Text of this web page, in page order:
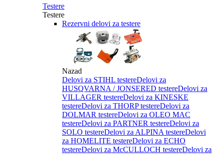
Testere
Testere
Rezervni delovi za testere
Nazad
Delovi za STIHL testereDelovi za
HUSQVARNA / JONSERED testereDelovi za
VILLAGER testereDelovi za KINESKE
testereDelovi za THORP testereDelovi za
DOLMAR testereDelovi za OLEO MAC
testereDelovi za PARTNER testereDelovi za
SOLO testereDelovi za ALPINA testereDelovi
za HOMELITE testereDelovi za ECHO
testereDelovi za McCULLOCH testereDelovi za